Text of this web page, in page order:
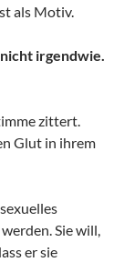
als Motiv.
irgendwie.
zittert.
Glut in ihrem
Sie will,
er sie